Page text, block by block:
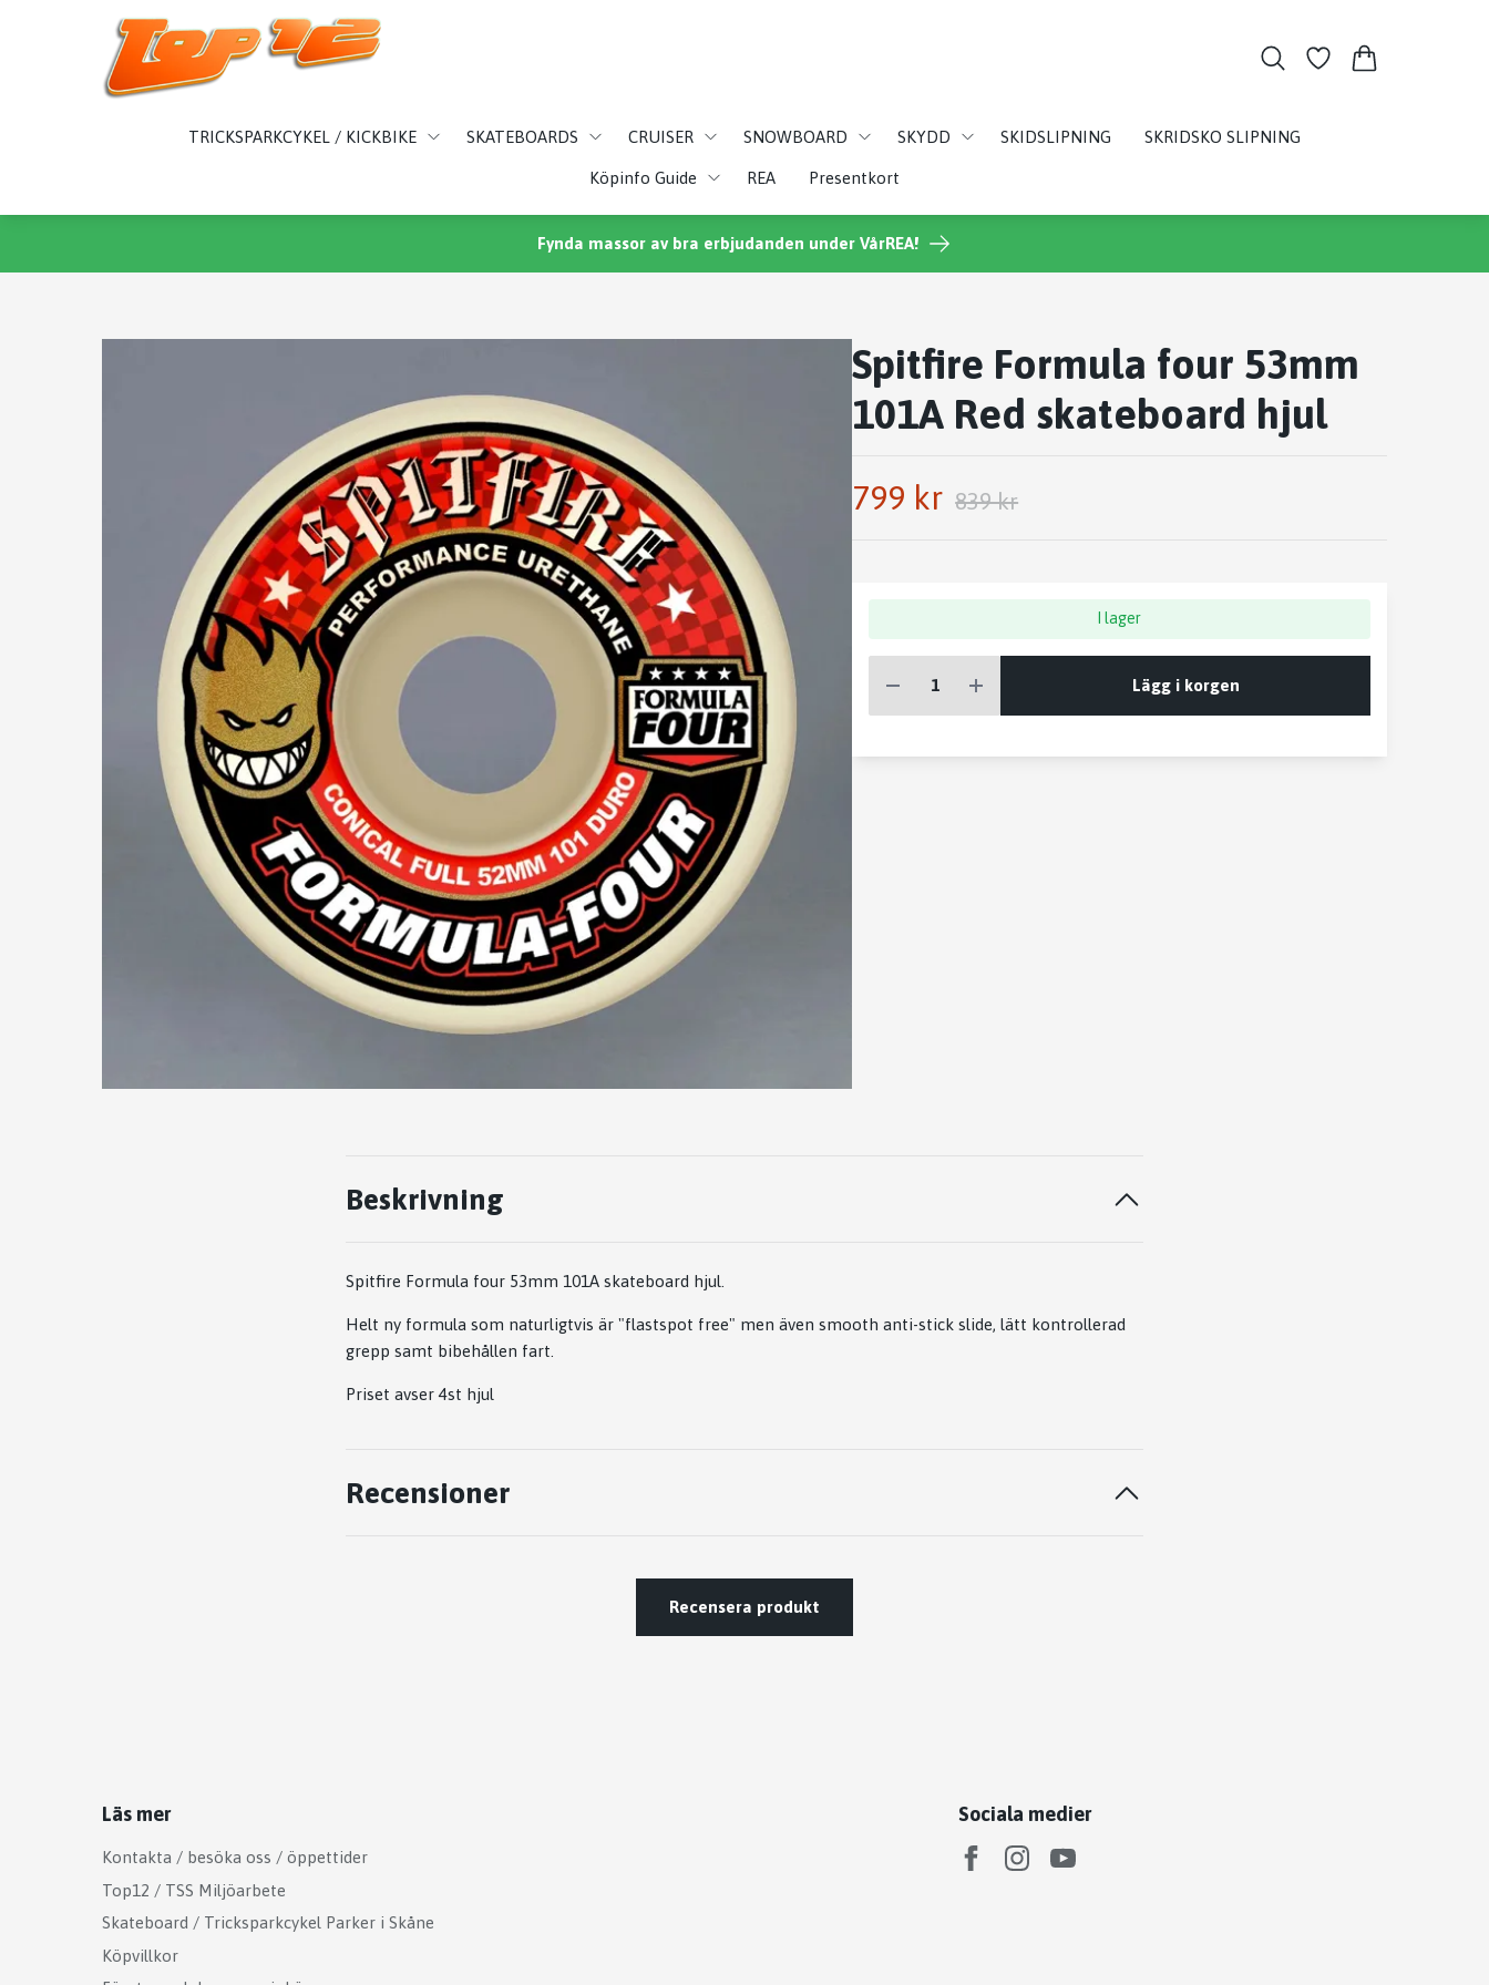
TRICKSPARKCYKEL / KICKBIKE SKATEBOARDS CRUISER SNOWBOARD SKYDD SKIDSLIPNING SKRIDSKO SLIPNING
Köpinfo Guide REA Presentkort
Fynda massor av bra erbjudanden under VårREA!
Spitfire Formula four 53mm
101A Red skateboard hjul
799 kr 839 kr
I lager
Lägg i korgen
Beskrivning
Spitfire Formula four 53mm 101A skateboard hjul.
Helt ny formula som naturligtvis är "flastspot free" men även smooth anti-stick slide, lätt kontrollerad
grepp samt bibehållen fart.
Priset avser 4st hjul
Recensioner
Recensera produkt
Läs mer
Kontakta / besöka oss / öppettider
Top12 / TSS Miljöarbete
Skateboard / Tricksparkcykel Parker i Skåne
Köpvillkor
Sociala medier